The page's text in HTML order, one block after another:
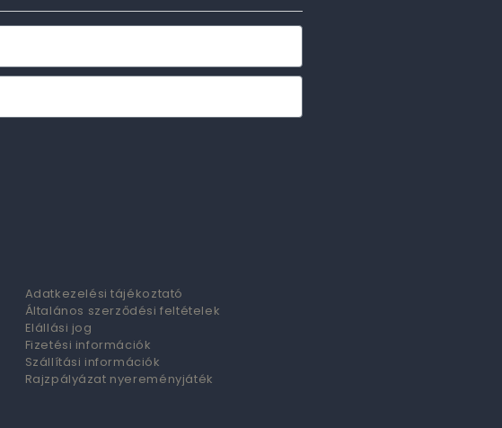
Adatkezelési tájékoztató
Általános szerződési feltételek
Elállási jog
Fizetési információk
Szállítási információk
Rajzpályázat nyereményjáték